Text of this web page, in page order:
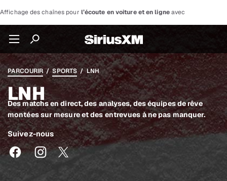
Affichage des chaînes pour l’écoute en voiture et en ligneavec
PARCOURIR/SPORTS/ LNH
LNH
Des matchs en direct, des analyses, des équipes de rêve
montées sur mesure et des entrevues à ne pas manquer.
Suivez-nous